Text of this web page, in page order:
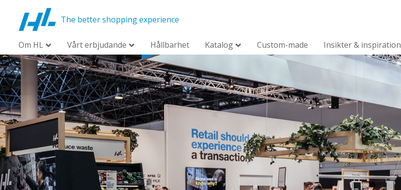
The better shopping experience
Om HL Vårt erbjudande Hållbarhet Katalog Custom-made Insikter & inspiration